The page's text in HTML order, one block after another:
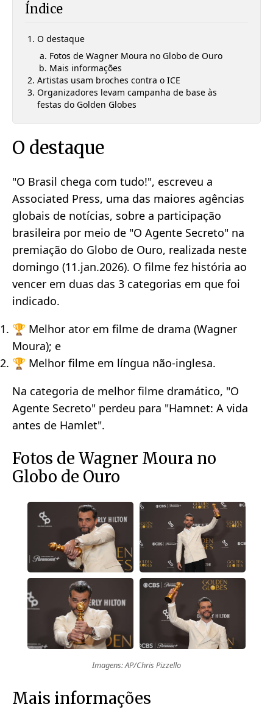
Índice
O destaque
Fotos de Wagner Moura no Globo de Ouro
Mais informações
Artistas usam broches contra o ICE
Organizadores levam campanha de base às
festas do Golden Globes
O destaque
"O Brasil chega com tudo!", escreveu a
Associated Press, uma das maiores agências
globais de notícias, sobre a participação
brasileira por meio de "O Agente Secreto" na
premiação do Globo de Ouro, realizada neste
domingo (11.jan.2026). O filme fez história ao
vencer em duas das 3 categorias em que foi
indicado.
🏆 Melhor ator em filme de drama (Wagner
Moura); e
🏆 Melhor filme em língua não-inglesa.
Na categoria de melhor filme dramático, "O
Agente Secreto" perdeu para "Hamnet: A vida
antes de Hamlet".
Fotos de Wagner Moura no
Globo de Ouro
Imagens: AP/Chris Pizzello
Mais informações